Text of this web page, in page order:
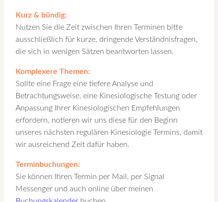
Kurz & bündig:
Nutzen Sie die Zeit zwischen Ihren Terminen bitte
ausschließlich für kurze, dringende Verständnisfragen,
die sich in wenigen Sätzen beantworten lassen.
Komplexere Themen:
Sollte eine Frage eine tiefere Analyse und
Betrachtungsweise, eine Kinesiologische Testung oder
Anpassung Ihrer Kinesiologischen Empfehlungen
erfordern, notieren wir uns diese für den Beginn
unseres nächsten regulären Kinesiologie Termins, damit
wir ausreichend Zeit dafür haben.
Terminbuchungen:
Sie können Ihren Termin per Mail, per Signal
Messenger und auch online über meinen